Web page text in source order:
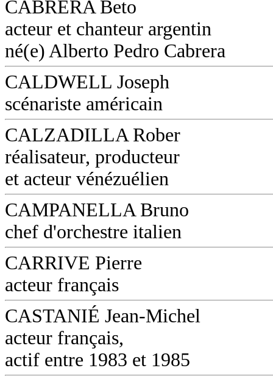
CABRERA Beto
acteur et chanteur argentin
né(e) Alberto Pedro Cabrera
CALDWELL Joseph
scénariste américain
CALZADILLA Rober
réalisateur, producteur
et acteur vénézuélien
CAMPANELLA Bruno
chef d'orchestre italien
CARRIVE Pierre
acteur français
CASTANIÉ Jean-Michel
acteur français,
actif entre 1983 et 1985